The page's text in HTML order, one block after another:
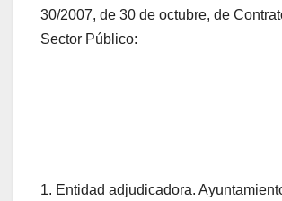
30/2007, de 30 de octubre, de
Sector Público:
1. Entidad adjudicadora.